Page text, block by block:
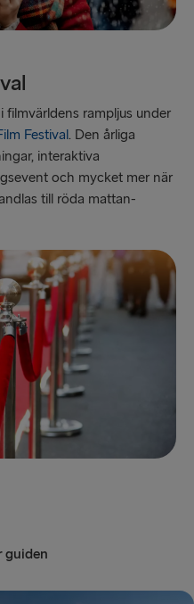
filmvärldens rampljus under
Festival. Den årliga
interaktiva
och mycket mer när
till röda mattan-
guiden